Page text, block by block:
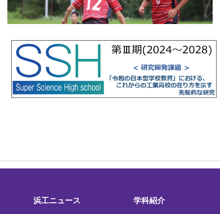
浜工ニュース 学科紹介